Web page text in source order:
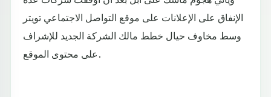
الإنفاق على الإعلانات على موقع التواصل الاجتماعي تويتر
وسط مخاوف حيال خطط مالك الشركة الجديد للإشراف
على محتوى الموقع.